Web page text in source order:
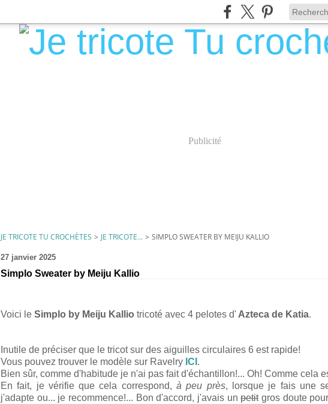
Publicité
JE TRICOTE TU CROCHÈTES > JE TRICOTE... > SIMPLO SWEATER BY MEIJU KALLIO
27 janvier 2025
Simplo Sweater by Meiju Kallio
Voici le Simplo by Meiju Kallio tricoté avec 4 pelotes d' Azteca de Katia.
Inutile de préciser que le tricot sur des aiguilles circulaires 6 est rapide!
Vous pouvez trouver le modèle sur Ravelry ICI .
Bien sûr, comme d'habitude je n'ai pas fait d'échantillon!... Oh! Comme cela
En fait, je vérifie que cela correspond,à peu près, lorsque je fais une
j'adapte ou... je recommence!... Bon d'accord, j'avais unpetitgros doute